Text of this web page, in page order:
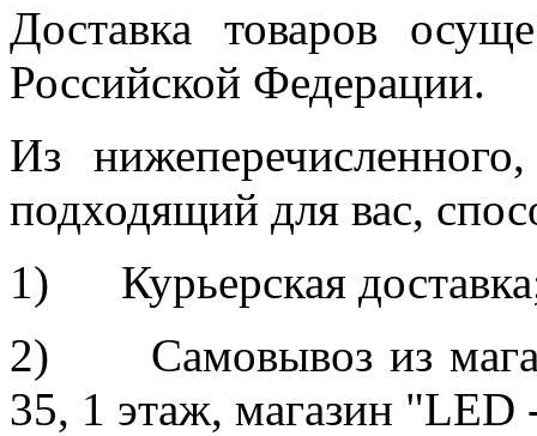
Доставка товаров
Российской Федерации.
Из
подходящий для вас,
1) Курьерская
2) Самовывоз из
35, 1 этаж, магазин